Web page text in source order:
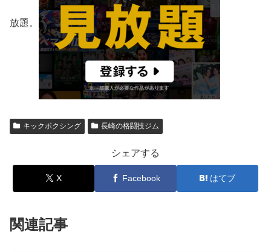
放題。
キックボクシング 長崎の格闘技ジム
シェアする
X Facebook はてブ
関連記事